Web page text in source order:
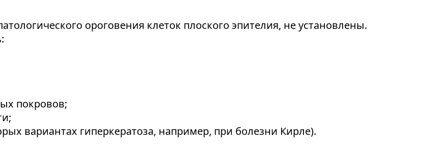
ороговения клеток плоского эпителия, не установлены.
покровов;
вариантах гиперкератоза, например, при болезни Кирле).